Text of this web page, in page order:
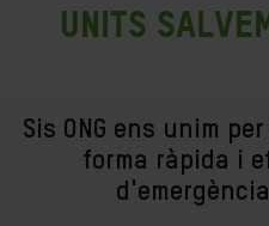
units
Sis ONG ens unim
forma ràpida i